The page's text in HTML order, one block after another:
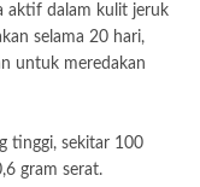
aktif dalam kulit jeruk
selama 20 hari,
untuk meredakan
tinggi, sekitar 100
gram serat.